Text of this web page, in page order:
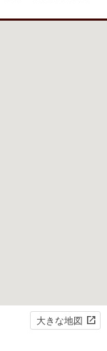
大きな地図